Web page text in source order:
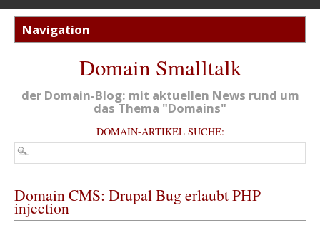
Domain Smalltalk
der Domain-Blog: mit aktuellen News rund um
das Thema "Domains"
DOMAIN-ARTIKEL SUCHE:
Domain CMS: Drupal Bug erlaubt PHP
injection